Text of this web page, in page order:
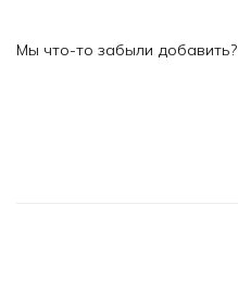
Мы что-то забыли добавить?